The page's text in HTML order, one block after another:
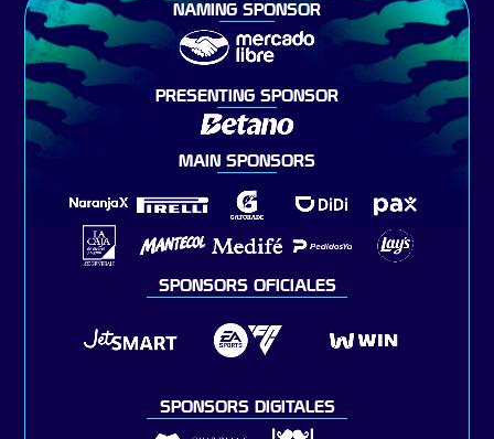
NAMING SPONSOR
PRESENTING SPONSOR
MAIN SPONSORS
SPONSORS OFICIALES
SPONSORS DIGITALES